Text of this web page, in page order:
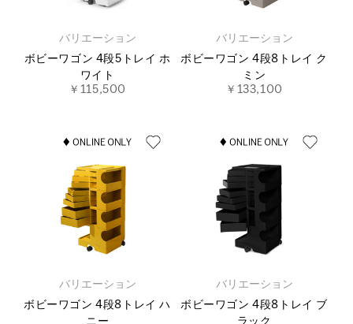
バリエーション
ボビーワゴン 4段5トレイ ホ
ワイト
￥115,500
バリエーション
ボビーワゴン 4段8トレイ ク
ミン
￥133,100
バリエーション
ボビーワゴン 4段8トレイ ハ
ニー
バリエーション
ボビーワゴン 4段8トレイ ブ
ラック